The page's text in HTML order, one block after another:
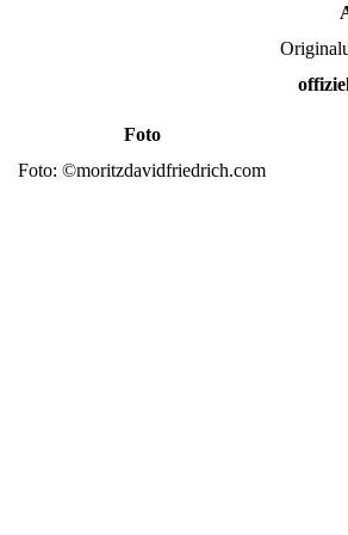
Foto
Foto: ©moritzdavidfriedrich.com